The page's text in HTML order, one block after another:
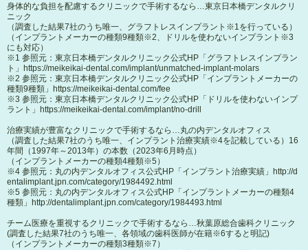
身体的な負担を配慮するクリニックで手術するなら…東京日本橋デンタルクリ
ニック
（調査した結果7社のうち唯一、グラフトレスインプラント※1を行っている）
（インプラントメーカーの種類9種類※2、ドリルを使わないインプラント※3
にも対応）
※1 参照元：東京日本橋デンタルクリニック公式HP「グラフトレスインプラン
ト」 https://meikeikai-dental.com/implant/unmatched-implant-molars
※2 参照元：東京日本橋デンタルクリニック公式HP「インプラントメーカーの
種類9種類」 https://meikeikai-dental.com/fee
※3 参照元：東京日本橋デンタルクリニック公式HP「ドリルを使わないインプ
ラント」 https://meikeikai-dental.com/implant/no-drill
治療実績が豊富なクリニックで手術するなら…丸の内デンタルオフィス
（調査した結果7社のうち唯一、インプラント治療実績※4を記載している）16
年間（1997年～2013年）の本数（2023年6月時点）
（インプラントメーカーの種類4種類※5）
※4 参照元：丸の内デンタルオフィス公式HP「インプラント治療実績」 http://d
entalimplant.jpn.com/category/1984492.html
※5 参照元：丸の内デンタルオフィス公式HP「インプラントメーカーの種類4
種類」 http://dentalimplant.jpn.com/category/1984493.html
チーム医療を重視するクリニックで手術するなら…秋葉原総合歯科クリニック
(調査した結果7社のうち唯一、各領域の歯科医師が在籍※6すると明記)
（インプラントメーカーの種類3種類※7）